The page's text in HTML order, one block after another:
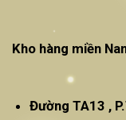
Kho hàng miền
Đường TA13 ,